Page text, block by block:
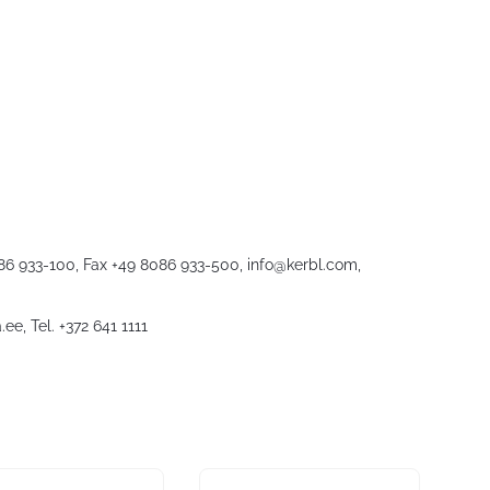
933-100, Fax +49 8086 933-500, info@kerbl.com
, Tel. +372 641 1111